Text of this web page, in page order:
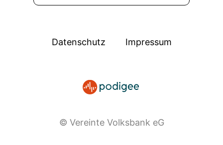
Datenschutz Impressum
© Vereinte Volksbank eG